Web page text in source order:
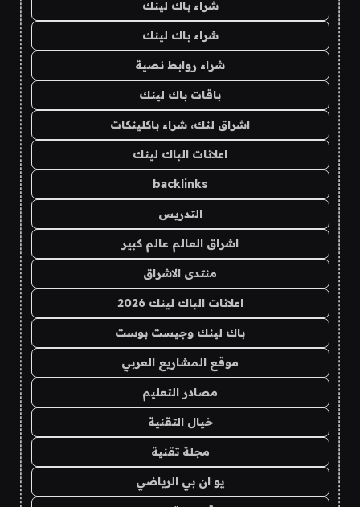
شراء باك لينك
شراء باك لينك
شراء روابط نصية
باقات باك لينك
اشراق لنك، شراء باكلينكات
اعلانات الباك لينك
backlinks
التدريس
اشراق العالم عالم كبير
منتدى الاشراق
اعلانات الباك لينك 2026
باك لينك وجيست بوست
موقع المشاريع العربي
مصادر التعليم
خيال التقنية
مجلة تقنية
يو ان بي الرياضي